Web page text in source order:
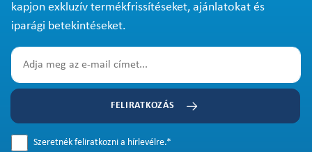
kapjon exkluzív termékfrissítéseket, ajánlatokat és
iparági betekintéseket.
FELIRATKOZÁS
Szeretnék feliratkozni a hírlevélre.*